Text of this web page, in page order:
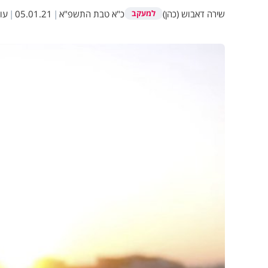
שירה דאבוש (כהן) למעקב כ"א טבת התשפ"א |
05.01.21
|